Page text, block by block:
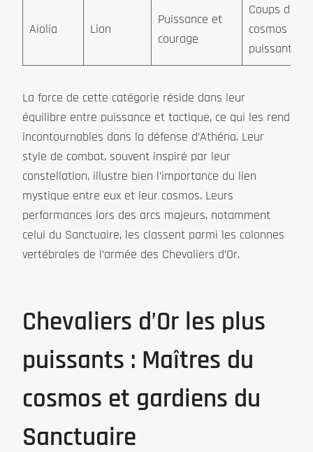
Aiolia Lion
Puissance et
courage
Coups de
cosmos
puissants
La force de cette catégorie réside dans leur
équilibre entre puissance et tactique, ce qui les rend
incontournables dans la défense d’Athéna. Leur
style de combat, souvent inspiré par leur
constellation, illustre bien l’importance du lien
mystique entre eux et leur cosmos. Leurs
performances lors des arcs majeurs, notamment
celui du Sanctuaire, les classent parmi les colonnes
vertébrales de l’armée des Chevaliers d’Or.
Chevaliers d’Or les plus
puissants : Maîtres du
cosmos et gardiens du
Sanctuaire